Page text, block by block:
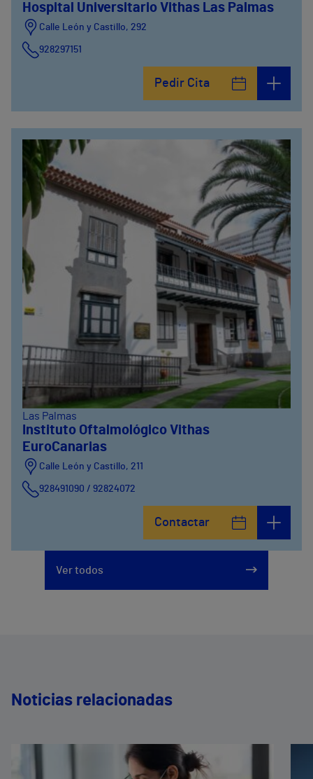
Hospital Universitario Vithas Las Palmas
Calle León y Castillo, 292
928297151
Pedir Cita
Las Palmas
Instituto Oftalmológico Vithas
EuroCanarias
Calle León y Castillo, 211
928491090 / 92824072
Contactar
Ver todos
Noticias relacionadas